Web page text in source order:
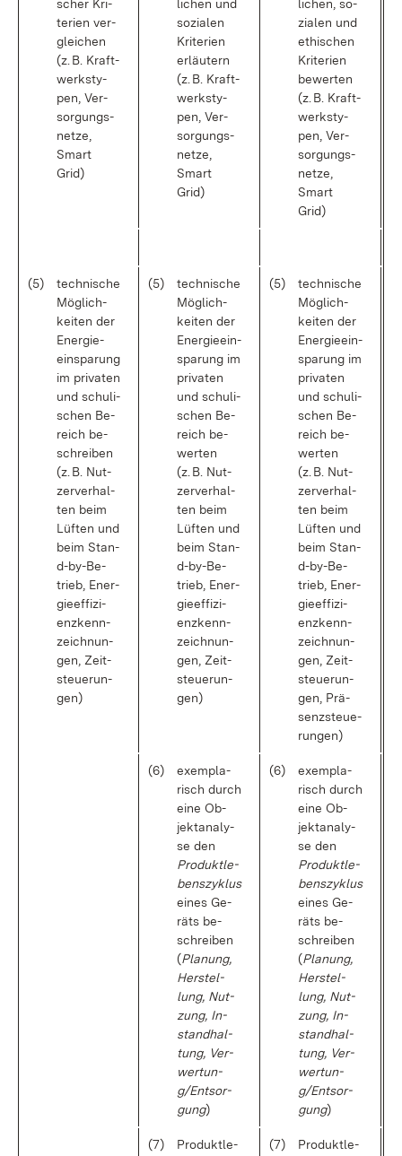
scher Kri­
te­ri­en ver­
glei­chen
(z. B. Kraft­
werk­s­ty­
pen, Ver­
sor­gungs­
net­ze,
Smart
Grid)
li­chen und
so­zia­len
Kri­te­ri­en
er­läu­tern
(z. B. Kraft­
werk­s­ty­
pen, Ver­
sor­gungs­
net­ze,
Smart
Grid)
li­chen, so­
zia­len und
ethi­schen
Kri­te­ri­en
be­wer­ten
(z. B. Kraft­
werk­s­ty­
pen, Ver­
sor­gungs­
net­ze,
Smart
Grid)
(5)
tech­ni­sche
Mög­lich­
kei­ten der
En­er­gie­
ein­spa­rung
im pri­va­ten
und schu­li­
schen Be­
reich be­
schrei­ben
(z. B. Nut­
zer­ver­hal­
ten beim
Lüf­ten und
beim Stan­
d-by-Be­
trieb, En­er­
gie­ef­fi­zi­
enz­kenn­
zeich­nun­
gen, Zeit­
steue­run­
gen)
(5)
tech­ni­sche
Mög­lich­
kei­ten der
En­er­gie­ein­
spa­rung im
pri­va­ten
und schu­li­
schen Be­
reich be­
wer­ten
(z. B. Nut­
zer­ver­hal­
ten beim
Lüf­ten und
beim Stan­
d-by-Be­
trieb, En­er­
gie­ef­fi­zi­
enz­kenn­
zeich­nun­
gen, Zeit­
steue­run­
gen)
(5)
tech­ni­sche
Mög­lich­
kei­ten der
En­er­gie­ein­
spa­rung im
pri­va­ten
und schu­li­
schen Be­
reich be­
wer­ten
(z. B. Nut­
zer­ver­hal­
ten beim
Lüf­ten und
beim Stan­
d-by-Be­
trieb, En­er­
gie­ef­fi­zi­
enz­kenn­
zeich­nun­
gen, Zeit­
steue­run­
gen, Prä­
senz­steue­
run­gen)
(6)
ex­em­pla­
risch durch
ei­ne Ob­
jek­t­ana­ly­
se den
Pro­dukt­le­
bens­zy­klus
ei­nes Ge­
räts be­
schrei­ben
(Pla­nung,
Her­stel­
lung, Nut­
zung, In­
stand­hal­
tung, Ver­
wer­tun­
g/Ent­sor­
gung)
(6)
ex­em­pla­
risch durch
ei­ne Ob­
jek­t­ana­ly­
se den
Pro­dukt­le­
bens­zy­klus
ei­nes Ge­
räts be­
schrei­ben
(Pla­nung,
Her­stel­
lung, Nut­
zung, In­
stand­hal­
tung, Ver­
wer­tun­
g/Ent­sor­
gung)
(7)
Pro­dukt­le­
(7)
Pro­dukt­le­